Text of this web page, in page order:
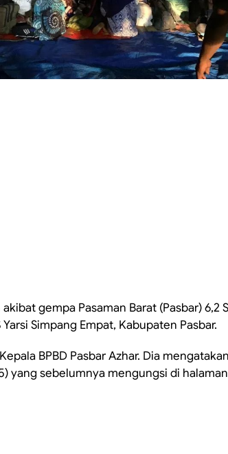
gempa Pasaman Barat (Pasbar) 6,2
Simpang Empat, Kabupaten Pasbar.
BPBD Pasbar Azhar. Dia
yang sebelumnya mengungsi di